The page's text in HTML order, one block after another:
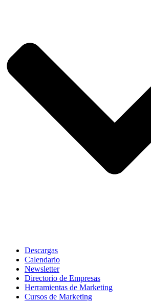
Descargas
Calendario
Newsletter
Directorio de Empresas
Herramientas de Marketing
Cursos de Marketing